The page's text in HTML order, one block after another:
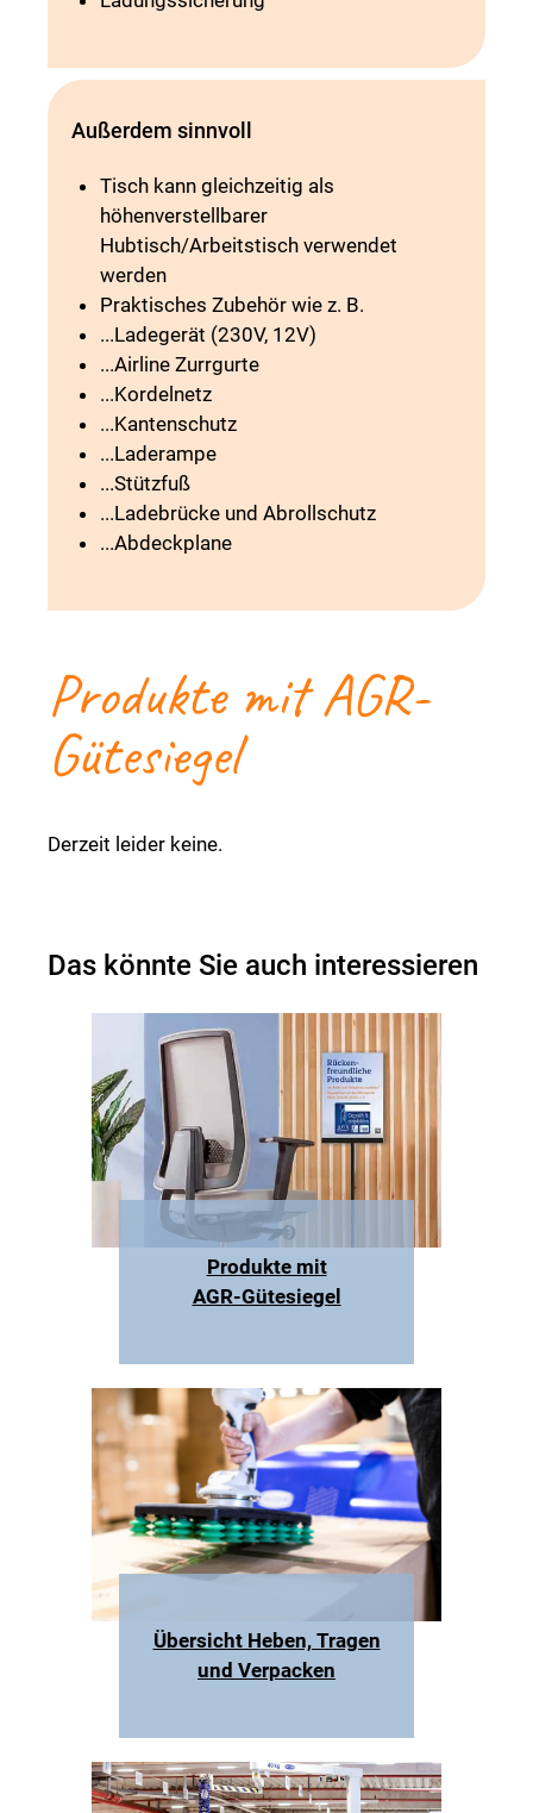
Außerdem sinnvoll
Tisch kann gleichzeitig als
höhenverstellbarer
Hubtisch/Arbeitstisch verwendet
werden
Praktisches Zubehör wie z. B.
...Ladegerät (230V, 12V)
...Airline Zurrgurte
...Kordelnetz
...Kantenschutz
...Laderampe
...Stützfuß
...Ladebrücke und Abrollschutz
...Abdeckplane
Produkte mit AGR-
Gütesiegel
Derzeit leider keine.
Das könnte Sie auch interessieren
Produkte mit
AGR-Gütesiegel
Übersicht Heben, Tragen
und Verpacken